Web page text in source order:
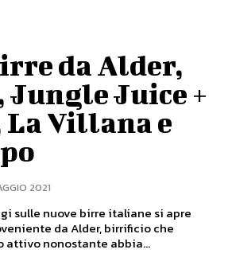
da Alder,
Juice +
Villana e
2021
sulle nuove birre italiane si apre
da Alder, birrificio che
attivo nonostante abbia...